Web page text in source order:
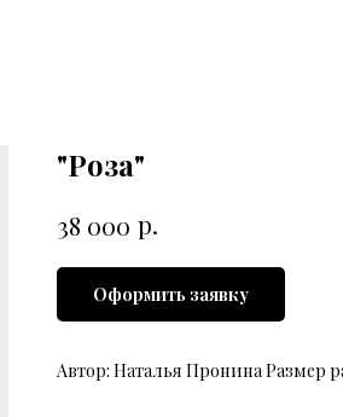
"Роза"
38 000 р.
Оформить заявку
Автор: Наталья Пронина Размер